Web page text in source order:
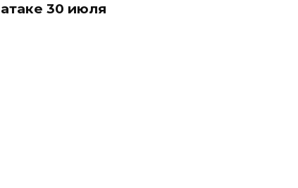
атаке 30 июля